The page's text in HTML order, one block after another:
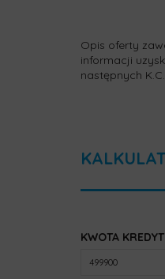
Opis oferty
informacji
następnych K.C.
KWOTA